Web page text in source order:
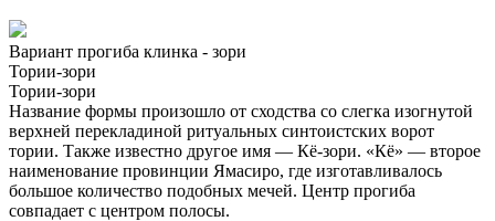
Вариант прогиба клинка - зори
Тории-зори
Тории-зори
Название формы произошло от сходства со слегка изогнутой
верхней перекладиной ритуальных синтоистских ворот
тории. Также известно другое имя — Кё-зори. «Кё» — второе
наименование провинции Ямасиро, где изготавливалось
большое количество подобных мечей. Центр прогиба
совпадает с центром полосы.